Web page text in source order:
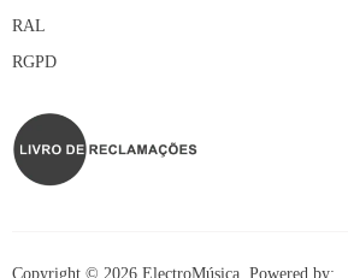
RAL
RGPD
Copyright © 2026 ElectroMúsica. Powered by: